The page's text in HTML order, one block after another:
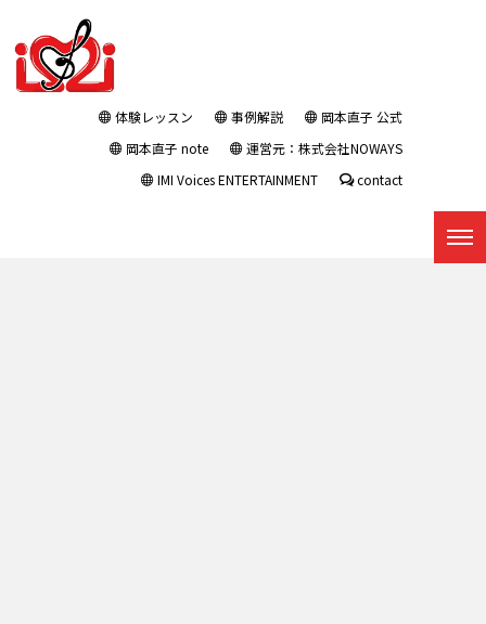
体験レッスン 事例解説
岡本直子 公式
岡本直子 note
運営元：株式会社NOWAYS
IMI Voices ENTERTAINMENT
contact